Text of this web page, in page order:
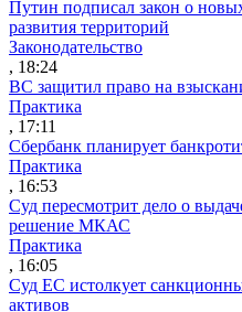
Путин подписал закон о
развития территорий
Законодательство
, 18:24
ВС защитил право на
Практика
, 17:11
Сбербанк планирует
Практика
, 16:53
Суд пересмотрит дело о
решение МКАС
Практика
, 16:05
Суд ЕС истолкует
активов